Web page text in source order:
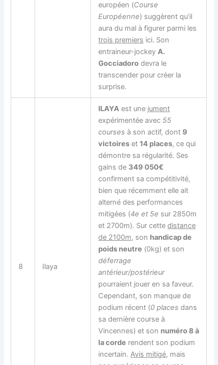
européen (Course
Européenne) suggèrent qu’il
aura du mal à figurer parmi les
trois premiers ici. Son
entraineur-jockeyA.
Gocciadoro devra le
transcender pour créer la
surprise.
8 Ilaya
ILAYA est une jument
expérimentée avec 55
courses à son actif, dont 9
victoires et14 places, ce qui
démontre sa régularité. Ses
gains de 349 050€
confirment sa compétitivité,
bien que récemment elle ait
alterné des performances
mitigées (4e et 5e sur 2850m
et 2700m). Sur cettedistance
de 2100m, son handicap de
poids neutre (0kg) et son
déferrage
antérieur/postérieur
pourraient jouer en sa faveur.
Cependant, son manque de
podium récent (0 places dans
sa dernière course à
Vincennes) et son numéro 8 à
la corde rendent son podium
incertain.Avis mitigé, mais